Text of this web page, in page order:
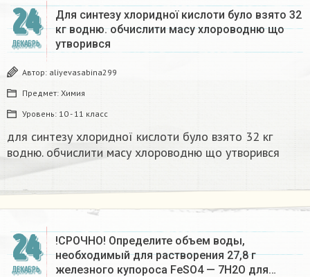
24
ДЕКАБРЬ
Для синтезу хлоридної кислоти було взято 32
кг водню. обчислити масу хлороводню що
утворився​
Автор: aliyevasabina299
Предмет: Химия
Уровень: 10 - 11 класс
для синтезу хлоридної кислоти було взято 32 кг
водню. обчислити масу хлороводню що утворився​
24
ДЕКАБРЬ
!СРОЧНО! Определите объем воды,
необходимый для растворения 27,8 г
железного купороса FeSO4 — 7Н2О для…